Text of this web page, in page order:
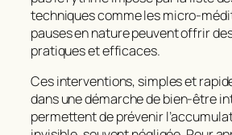
techniques comme les micro-
pauses en nature peuvent offrir
pratiques et efficaces.
Ces interventions, simples et
dans une démarche de bien-être
permettent de prévenir